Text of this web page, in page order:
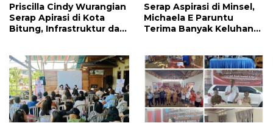
Priscilla Cindy Wurangian
Serap Apirasi di Kota
Bitung, Infrastruktur dan
Warga
Serap Aspirasi di Minsel,
Michaela E Paruntu
Terima Banyak Keluhan